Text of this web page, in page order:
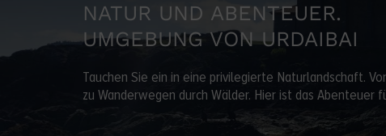
NATUR UND ABENTEUER.
UMGEBUNG VON URDAIBAI
Tauchen Sie ein in eine privilegierte Naturlandschaft.
zu Wanderwegen durch Wälder. Hier ist das Abenteuer